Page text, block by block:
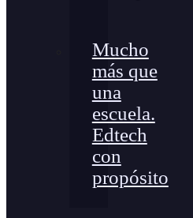
Mucho
más que
una
escuela.
Edtech
con
propósito